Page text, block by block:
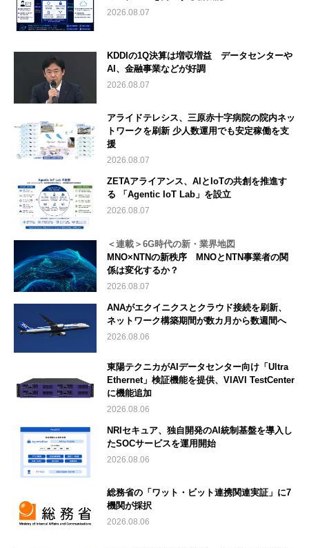
2026.08.07
KDDIの1Q決算は増収増益 データセンターや
AI、金融事業などが好調
2026.08.07
アライドテレシス、三原赤十字病院の院内ネッ
トワークを刷新 少人数運用でも安定稼働を支
援
2026.08.07
ZETAアライアンス、AIとIoTの共創を推進す
る 「Agentic IoT Lab」を設立
2026.08.07
＜連載＞6G時代の新・業界地図
MNO×NTNの新秩序 MNOとNTN事業者の関
係は変化するか？
2026.08.07
ANAがエクイニクスとクラウド接続を刷新、
ネットワーク構築期間が数カ月から数週間へ
2026.08.06
東陽テクニカがAIデータセンター向け「Ultra
Ethernet」検証機能を提供、VIAVI TestCenter
に機能追加
2026.08.06
NRIセキュア、独自開発のAI統制基盤を導入し
たSOCサービスを運用開始
2026.08.06
総務省の「ワット・ビット連携関連実証」に7
機関が採択
2026.08.06